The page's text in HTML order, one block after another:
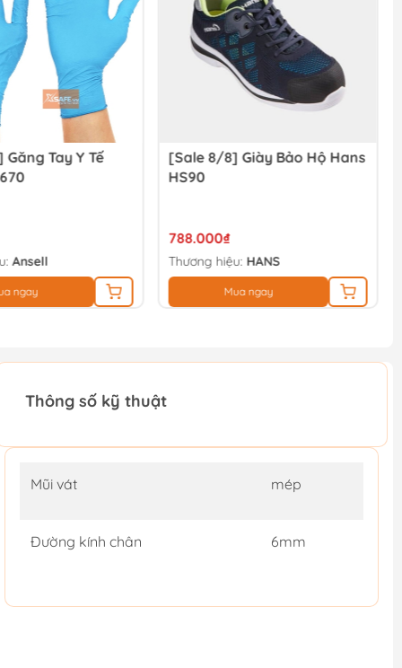
Tay Y Tế
Ansell
ngay
[Sale 8/8] Giày Bảo Hộ Hans
HS90
788.000₫
Thương hiệu: HANS
Mua ngay
Thông số kỹ thuật
Mũi vát mép
Đường kính chân 6mm